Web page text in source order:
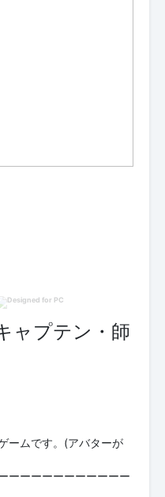
ャプテン・師
ームです。(アバターが
ーーーーーーーーーーー